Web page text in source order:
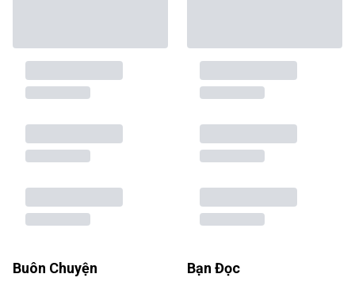
Buôn Chuyện Bạn Đọc